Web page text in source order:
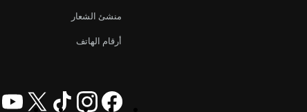
منشئ الشعار
أرقام الهاتف